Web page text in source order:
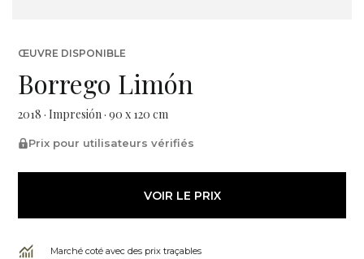
ŒUVRE DISPONIBLE
Borrego Limón
2018 · Impresión · 90 x 120 cm
Prix pour utilisateurs vérifiés
VOIR LE PRIX
Marché coté avec des prix traçables